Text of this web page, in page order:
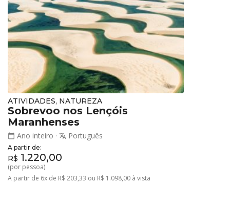
ATIVIDADES, NATUREZA
Sobrevoo nos Lençóis
Maranhenses
calendar_today Ano inteiro · translate Português
A partir de:
R$ 1.220,00
(por pessoa)
A partir de 6x de R$ 203,33 ou R$ 1.098,00 à vista